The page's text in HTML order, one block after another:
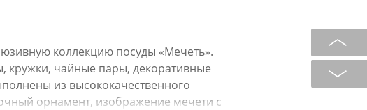
коллекцию посуды «Мечеть».
кружки, чайные пары, декоративные
из высококачественного
орнамент, изображение мечети с